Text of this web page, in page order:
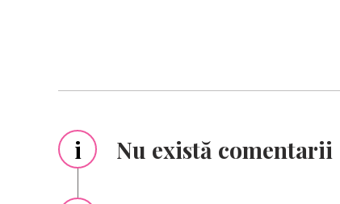
i Nu există comentarii